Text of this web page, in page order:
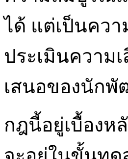
ได้ แต่เป็นคว
ประเมินความ
เสนอของนักพั
กฎนี้อยู่เบื้องห